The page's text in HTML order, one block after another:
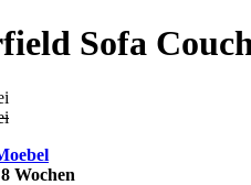
Sofa
Wochen